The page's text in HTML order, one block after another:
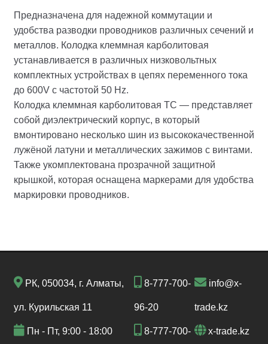
Предназначена для надежной коммутации и
удобства разводки проводников различных сечений и
металлов. Колодка клеммная карболитовая
устанавливается в различных низковольтных
комплектных устройствах в цепях переменного тока
до 600V с частотой 50 Hz.
Колодка клеммная карболитовая TС — представляет
собой диэлектрический корпус, в который
вмонтировано несколько шин из высококачественной
лужёной латуни и металлических зажимов с винтами.
Также укомплектована прозрачной защитной
крышкой, которая оснащена маркерами для удобства
маркировки проводников.
РК, 050034, г. Алматы,
ул. Курильская 11
Пн - Пт, 9:00 - 18:00
8-777-700-
96-20
8-777-700-
info@x-
trade.kz
x-trade.kz